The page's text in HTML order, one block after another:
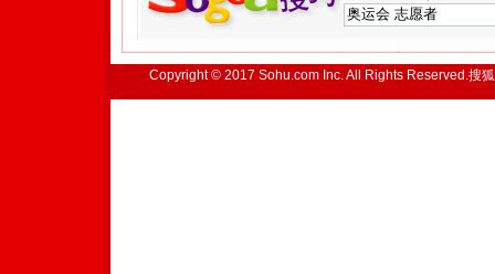
Copyright © 2017 Sohu.com Inc. All Rights Reserved.搜